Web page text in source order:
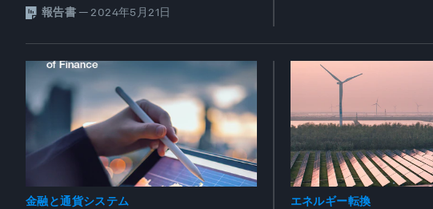
報告書 — 2024年5月21日
金融と通貨システム エネルギー転換